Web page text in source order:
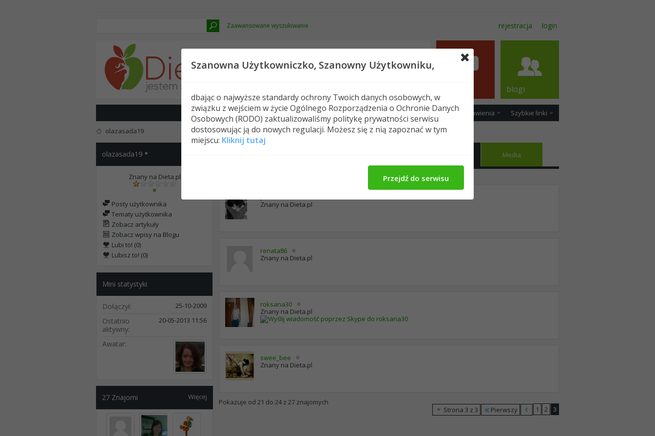
Zaawansowane wyszukiwanie rejestracja login
Nowe posty FAQ Kalendarz Spełeczność Ustawienia Szybkie linki
blogi
olazasada19
olazasada19
Znany na Dieta.pl
Posty użytkownika
Tematy użytkownika
Zobacz artykuły
Zobacz wpisy na Blogu
Lubi to! (0)
Lubisz to! (0)
Mini statystyki
Dołączył 25-10-2009
Ostatnio
aktywny
20-05-2013 11:56
Awatar
Więcej
27 Znajomi
Media
Znany na Dieta.pl
renata86
Znany na Dieta.pl
roksana30
Znany na Dieta.pl
swee_bee
Znany na Dieta.pl
Pokazuje od 21 do 24 z 27 znajomych
Strona 3 z 3
Pierwszy 1 2 3
Szanowna Użytkowniczko, Szanowny Użytkowniku,
dbając o najwyższe standardy ochrony Twoich danych osobowych, w
związku z wejściem w życie Ogólnego Rozporządzenia o Ochronie Danych
Osobowych (RODO) zaktualizowaliśmy politykę prywatności serwisu
dostosowując ją do nowych regulacji. Możesz się z nią zapoznać w tym
miejscu: Kliknij tutaj
Przejdź do serwisu